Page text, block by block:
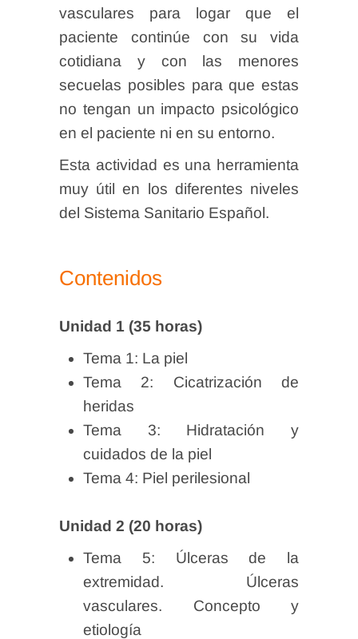
vasculares para logar que el
paciente continúe con su vida
cotidiana y con las menores
secuelas posibles para que estas
no tengan un impacto psicológico
en el paciente ni en su entorno.
Esta actividad es una herramienta
muy útil en los diferentes niveles
del Sistema Sanitario Español.
Contenidos
Unidad 1 (35 horas)
Tema 1: La piel
Tema 2: Cicatrización de
heridas
Tema 3: Hidratación y
cuidados de la piel
Tema 4: Piel perilesional
Unidad 2 (20 horas)
Tema 5: Úlceras de la
extremidad. Úlceras
vasculares. Concepto y
etiología